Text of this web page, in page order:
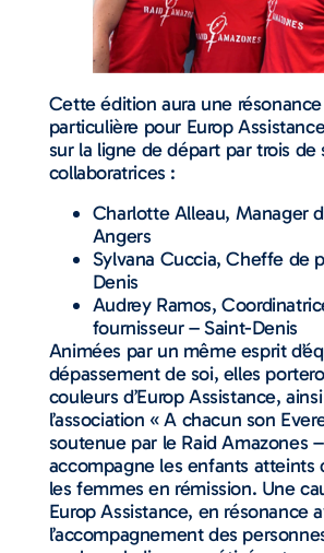
Cette édition aura une
particulière pour Europ
sur la ligne de départ par trois de
collaboratrices :
Charlotte Alleau, Manager
Angers
Sylvana Cuccia, Cheffe de
Denis
Audrey Ramos,
fournisseur – Saint-Denis
Animées par un même esprit
dépassement de soi, elles
couleurs d’Europ Assistance,
l’association « A chacun son
soutenue par le Raid Amazones
accompagne les enfants atteints
les femmes en rémission. Une
Europ Assistance, en résonance
l’accompagnement des